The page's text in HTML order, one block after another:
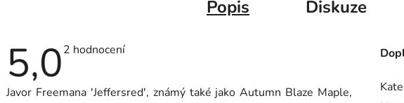
Popis Diskuze
5,0Průměrné
5,0
2 hodnocení
Javor Freemana 'Jeffersred', známý také jako Autumn Blaze Maple,